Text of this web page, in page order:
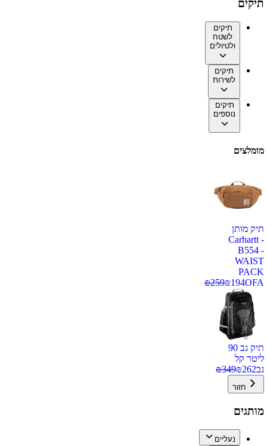
תיקים
תיקים
לשטח
ולטיולים
תיקים
לשירות
תיקים
נוספים
מומלצים
תיק מותן
Carhartt -
B554 -
WAIST
PACK
OFA
₪194
₪259
תיק גב 90
ליטר קל
גב
₪262
₪349
חזור
מותגים
נעליים